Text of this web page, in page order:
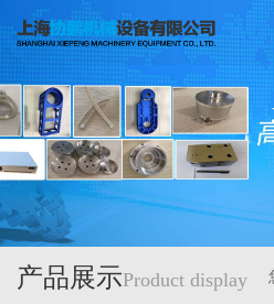
产品展示Product display